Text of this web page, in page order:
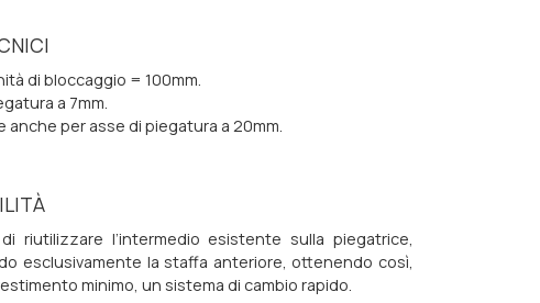
di bloccaggio = 100mm.
a 7mm.
anche per asse di piegatura a 20mm.
riutilizzare l’intermedio esistente sulla piegatrice,
esclusivamente la staffa anteriore, ottenendo così,
minimo, un sistema di cambio rapido.